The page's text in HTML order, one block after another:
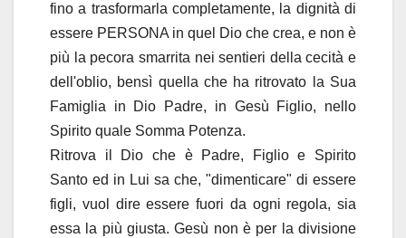
fino a trasformarla completamente, la dignità di
essere PERSONA in quel Dio che crea, e non è
più la pecora smarrita nei sentieri della cecità e
dell'oblio, bensì quella che ha ritrovato la Sua
Famiglia in Dio Padre, in Gesù Figlio, nello
Spirito quale Somma Potenza.
Ritrova il Dio che è Padre, Figlio e Spirito
Santo ed in Lui sa che, "dimenticare" di essere
figli, vuol dire essere fuori da ogni regola, sia
essa la più giusta. Gesù non è per la divisione